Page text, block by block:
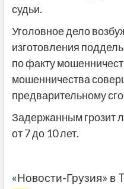
судьи.
Уголовное дело
изготовления
по факту
мошенничества
предварительному
Задержанным грозит
от 7 до 10 лет.
«Новости-Грузия» в